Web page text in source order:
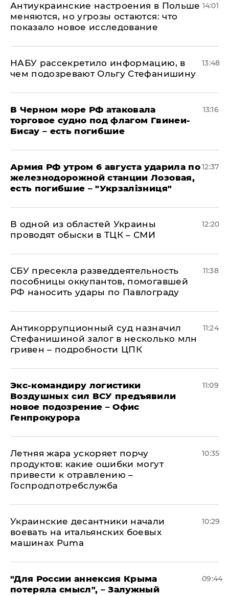
Антиукраинские настроения в Польше
меняются, но угрозы остаются: что
показало новое исследование
14:01
НАБУ рассекретило информацию, в
чем подозревают Ольгу Стефанишину
13:48
В Черном море РФ атаковала
торговое судно под флагом Гвинеи-
Бисау – есть погибшие
13:16
Армия РФ утром 6 августа ударила по
железнодорожной станции Лозовая,
есть погибшие – "Укрзалізниця"
12:37
В одной из областей Украины
проводят обыски в ТЦК – СМИ
12:20
СБУ пресекла разведдеятельность
пособницы оккупантов, помогавшей
РФ наносить удары по Павлограду
11:38
Антикоррупционный суд назначил
Стефанишиной залог в несколько млн
гривен – подробности ЦПК
11:24
Экс-командиру логистики
Воздушных сил ВСУ предъявили
новое подозрение – Офис
Генпрокурора
11:09
Летняя жара ускоряет порчу
продуктов: какие ошибки могут
привести к отравлению –
Госпродпотребслужба
10:35
Украинские десантники начали
воевать на итальянских боевых
машинах Puma
10:29
"Для России аннексия Крыма
потеряла смысл", – Залужный
09:44